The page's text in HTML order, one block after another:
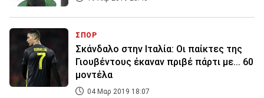
ΣΠΟΡ
Σκάνδαλο στην Ιταλία: Οι παίκτες της
Γιουβέντους έκαναν πριβέ πάρτι με... 60
μοντέλα
04 Μαρ 2019 18:07